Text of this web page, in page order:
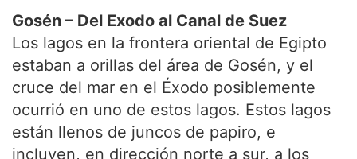
Gosén – Del Exodo al Canal de Suez
Los lagos en la frontera oriental de Egipto
estaban a orillas del área de Gosén, y el
cruce del mar en el Éxodo posiblemente
ocurrió en uno de estos lagos. Estos lagos
están llenos de juncos de papiro, e
incluyen, en dirección norte a sur, a los